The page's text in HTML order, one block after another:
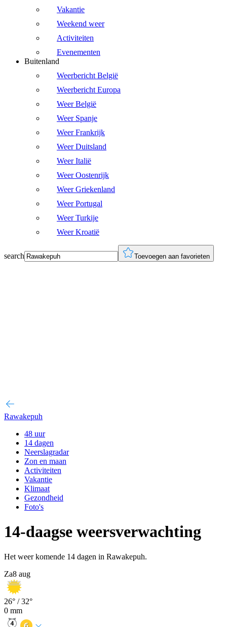
Vakantie
Weekend weer
Activiteiten
Evenementen
Buitenland
Weerbericht België
Weerbericht Europa
Weer België
Weer Spanje
Weer Frankrijk
Weer Duitsland
Weer Italië
Weer Oostenrijk
Weer Griekenland
Weer Portugal
Weer Turkije
Weer Kroatië
search Toevoegen aan favorieten
Rawakepuh
48 uur
14 dagen
Neerslagradar
Zon en maan
Activiteiten
Vakantie
Klimaat
Gezondheid
Foto's
14-daagse weersverwachting
Het weer komende 14 dagen in Rawakepuh.
Za8 aug
26° /32°
0 mm